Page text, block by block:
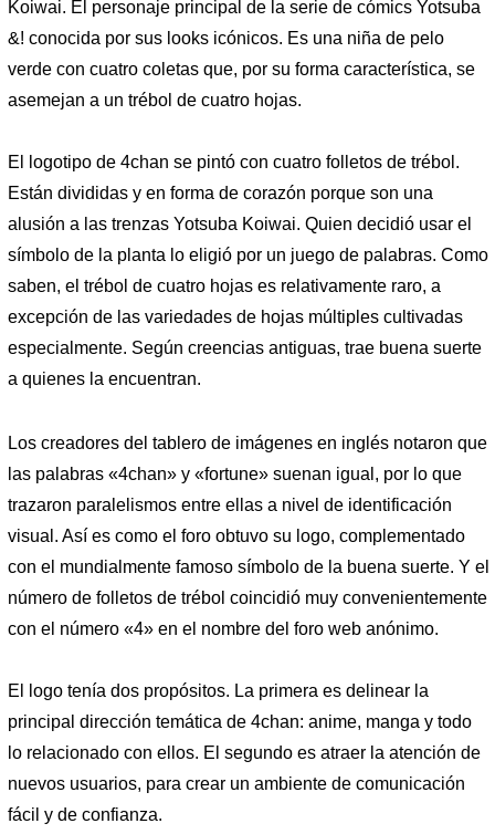
Koiwai. El personaje principal de la serie de cómics Yotsuba
&! conocida por sus looks icónicos. Es una niña de pelo
verde con cuatro coletas que, por su forma característica, se
asemejan a un trébol de cuatro hojas.
El logotipo de 4chan se pintó con cuatro folletos de trébol.
Están divididas y en forma de corazón porque son una
alusión a las trenzas Yotsuba Koiwai. Quien decidió usar el
símbolo de la planta lo eligió por un juego de palabras. Como
saben, el trébol de cuatro hojas es relativamente raro, a
excepción de las variedades de hojas múltiples cultivadas
especialmente. Según creencias antiguas, trae buena suerte
a quienes la encuentran.
Los creadores del tablero de imágenes en inglés notaron que
las palabras «4chan» y «fortune» suenan igual, por lo que
trazaron paralelismos entre ellas a nivel de identificación
visual. Así es como el foro obtuvo su logo, complementado
con el mundialmente famoso símbolo de la buena suerte. Y el
número de folletos de trébol coincidió muy convenientemente
con el número «4» en el nombre del foro web anónimo.
El logo tenía dos propósitos. La primera es delinear la
principal dirección temática de 4chan: anime, manga y todo
lo relacionado con ellos. El segundo es atraer la atención de
nuevos usuarios, para crear un ambiente de comunicación
fácil y de confianza.